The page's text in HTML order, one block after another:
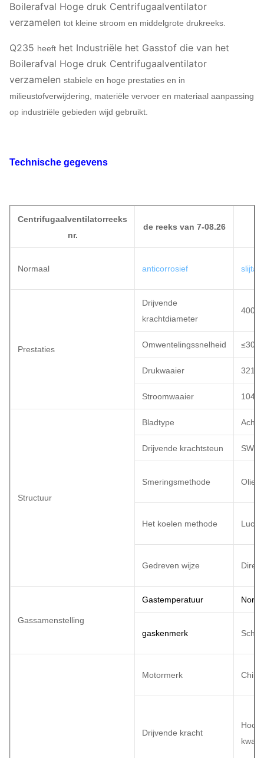
Boilerafval Hoge druk Centrifugaalventilator
verzamelen tot kleine stroom en middelgrote drukreeks.
Q235 heeft het Industriële het Gasstof die van het
Boilerafval Hoge druk Centrifugaalventilator
verzamelen stabiele en hoge prestaties en in
milieustofverwijdering, materiële vervoer en materiaal aanpassing
op industriële gebieden wijd gebruikt.
Technische gegevens
Centrifugaalventilatorreeks
nr.
de reeks van 7-08.26
Normaal anticorrosief
Prestaties
Drijvende
krachtdiameter
Omwentelingssnelheid
Drukwaaier
Stroomwaaier
Structuur
Bladtype
Drijvende krachtsteun
Smeringsmethode
Het koelen methode
Gedreven wijze
Gassamenstelling
Gastemperatuur
gaskenmerk
Motormerk
Drijvende kracht
Hoog